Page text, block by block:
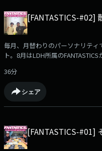
ンハッタン（7月）、サルゴリラ
ィバァ（10月）、クロちゃん(12
（2月）、ジャガモンド（3月）、
（5月）、ストレッチーズ（6月）
月）、さすらいラビー（9月）、
（11月）、東京ホテイソン（12
2022年ママタルト（1月）、
月）、モグライダー（4月）、エ
ケ（7月）、ラバーガール（8月
ライ（10月）、ぱーてぃーちゃ
月）・2021年Gパンパンダ（10
[FANTASTICS-#02]
毎月、月替わりのパーソナリテ
ト。8月はLDH所属の
す！https://radiko.jp/podcast/
828bc0c5fb01share=1メールな
ッシュタグは#FANTASTICSの
@ann_podcast
36分
シェア
[FANTASTICS-#01]